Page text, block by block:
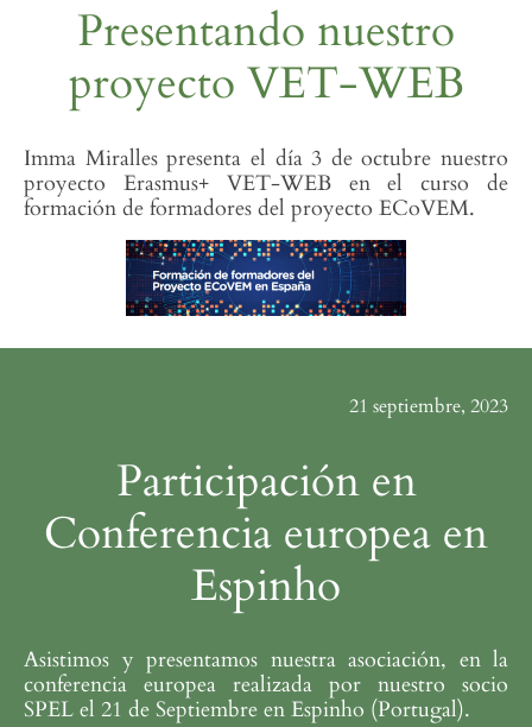
Presentando nuestro
proyecto VET-WEB
Imma Miralles presenta el día 3 de octubre nuestro
proyecto Erasmus+ VET-WEB en el curso de
formación de formadores del proyecto ECoVEM.
21 septiembre, 2023
Participación en
Conferencia europea en
Espinho
Asistimos y presentamos nuestra asociación, en la
conferencia europea realizada por nuestro socio
SPEL el 21 de Septiembre en Espinho (Portugal).